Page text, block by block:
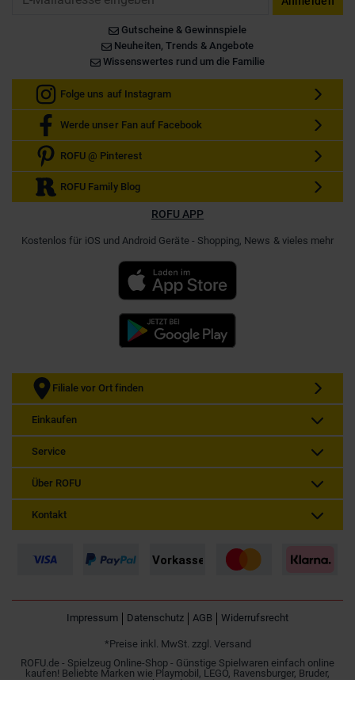
Gutscheine & Gewinnspiele
Neuheiten, Trends & Angebote
Wissenswertes rund um die Familie
Folge uns auf Instagram
Werde unser Fan auf Facebook
ROFU @ Pinterest
ROFU Family Blog
ROFU APP
Kostenlos für iOS und Android Geräte - Shopping, News & vieles mehr
Filiale vor Ort finden
Einkaufen
Service
Über ROFU
Kontakt
Impressum Datenschutz AGB Widerrufsrecht
*Preise inkl. MwSt. zzgl. Versand
ROFU.de - Spielzeug Online-Shop - Günstige Spielwaren einfach online
kaufen! Beliebte Marken wie Playmobil, LEGO, Ravensburger, Bruder,
Simba und Besttoy.